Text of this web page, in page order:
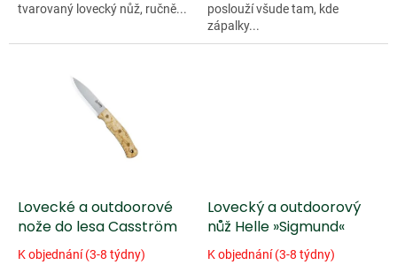
tvarovaný lovecký nůž, ručně...
poslouží všude tam, kde
zápalky...
Lovecké a outdoorové
nože do lesa Casström
K objednání (3-8 týdny)
Lovecký a outdoorový
nůž Helle »Sigmund«
K objednání (3-8 týdny)